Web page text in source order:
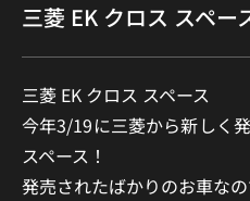
三菱 EK クロス スペー
三菱 EK クロス スペース
今年3/19に三菱から新しく
スペース！
発売されたばかりのお車な